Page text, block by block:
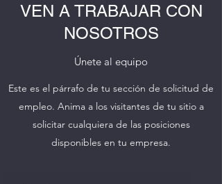
VEN A TRABAJAR CON
NOSOTROS
Únete al equipo
Este es el párrafo de tu sección de solicitud de
empleo. Anima a los visitantes de tu sitio a
solicitar cualquiera de las posiciones
disponibles en tu empresa.